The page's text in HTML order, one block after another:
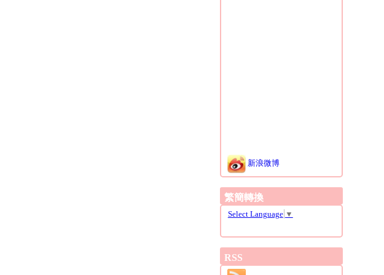
新浪微博
繁簡轉換
Select Language ▼
RSS